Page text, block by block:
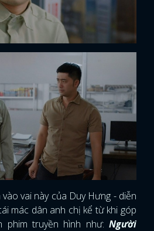
vai này của Duy Hưng - diễn
mác dân anh chị kể từ khi góp
truyền hình như: Người